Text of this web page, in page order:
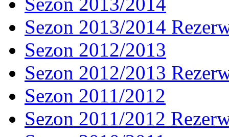
Sezon 2013/2014
Sezon 2012/2013
Sezon 2012/2013
Sezon 2011/2012
Sezon 2011/2012